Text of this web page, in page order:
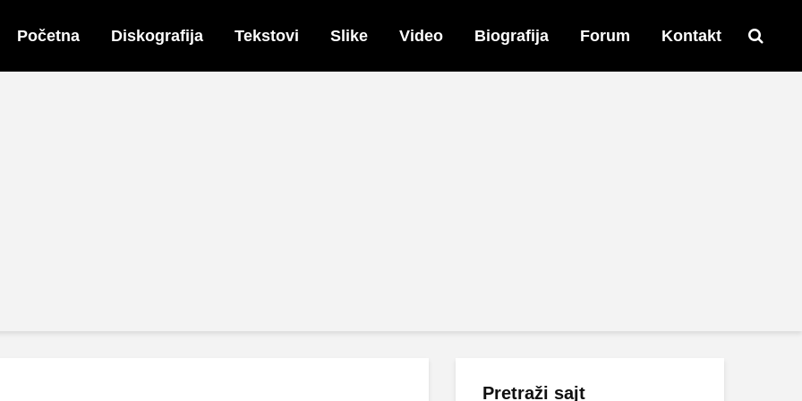
Početna Diskografija Tekstovi Slike Video Biografija Forum Kontakt
Pretraži sajt